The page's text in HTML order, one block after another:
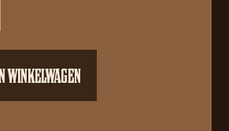
WINKELWAGEN